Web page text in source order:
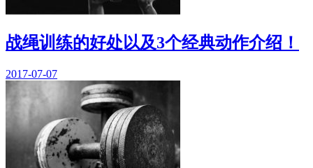
战绳训练的好处以及3个经典动作介绍！
2017-07-07